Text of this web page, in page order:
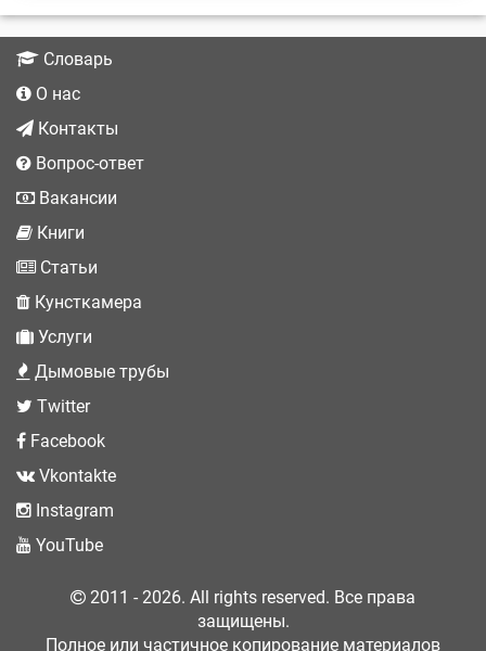
Словарь
О нас
Контакты
Вопрос-ответ
Вакансии
Книги
Статьи
Кунсткамера
Услуги
Дымовые трубы
Twitter
Facebook
Vkontakte
Instagram
YouTube
2011 - 2026. All rights reserved. Все права
защищены.
Полное или частичное копирование материалов